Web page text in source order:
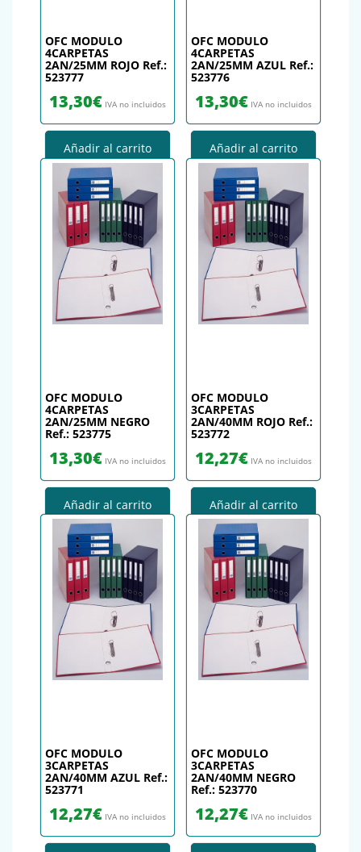
OFC MODULO
4CARPETAS
2AN/25MM ROJO Ref.:
523777
13,30€ IVA no incluidos
Añadir al carrito
OFC MODULO
4CARPETAS
2AN/25MM AZUL Ref.:
523776
13,30€ IVA no incluidos
Añadir al carrito
OFC MODULO
4CARPETAS
2AN/25MM NEGRO
Ref.: 523775
13,30€ IVA no incluidos
Añadir al carrito
OFC MODULO
3CARPETAS
2AN/40MM ROJO Ref.:
523772
12,27€ IVA no incluidos
Añadir al carrito
OFC MODULO
3CARPETAS
2AN/40MM AZUL Ref.:
523771
12,27€ IVA no incluidos
OFC MODULO
3CARPETAS
2AN/40MM NEGRO
Ref.: 523770
12,27€ IVA no incluidos